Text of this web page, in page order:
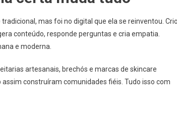
mas foi no digital que ela se reinventou.
conteúdo, responde perguntas e cria empatia.
e moderna.
artesanais, brechós e marcas de skincare
construíram comunidades fiéis. Tudo isso com